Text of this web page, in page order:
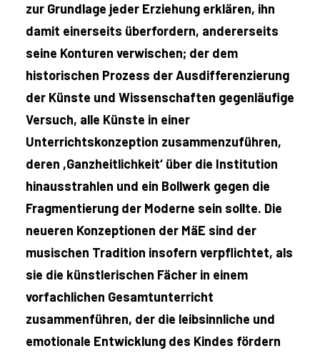
zur Grundlage jeder Erziehung erklären, ihn
damit einerseits überfordern, andererseits
seine Konturen verwischen; der dem
historischen Prozess der Ausdifferenzierung
der Künste und Wissenschaften gegenläufige
Versuch, alle Künste in einer
Unterrichtskonzeption zusammenzuführen,
deren ,Ganzheitlichkeit‘ über die Institution
hinausstrahlen und ein Bollwerk gegen die
Fragmentierung der Moderne sein sollte. Die
neueren Konzeptionen der MäE sind der
musischen Tradition insofern verpflichtet, als
sie die künstlerischen Fächer in einem
vorfachlichen Gesamtunterricht
zusammenführen, der die leibsinnliche und
emotionale Entwicklung des Kindes fördern